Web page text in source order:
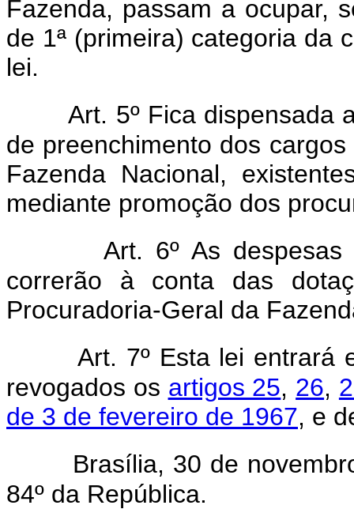
Fazenda, passam a ocupar,
de 1ª (primeira) categoria da
lei.
Art. 5º Fica dispensada
de preenchimento dos
Fazenda Nacional,
mediante promoção dos
Art. 6º As
correrão à conta das
Procuradoria-Geral da
Art. 7º Esta lei entrará
revogados os artigos 25, 26,
de 3 de fevereiro de 1967, e
Brasília, 30 de
84º da República.